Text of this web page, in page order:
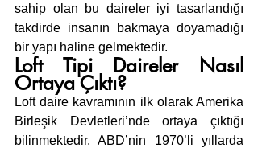
sahip olan bu daireler iyi tasarlandığı
takdirde insanın bakmaya doyamadığı
bir yapı haline gelmektedir.
Loft Tipi Daireler Nasıl
Ortaya Çıktı?
Loft daire kavramının ilk olarak Amerika
Birleşik Devletleri’nde ortaya çıktığı
bilinmektedir. ABD’nin 1970’li yıllarda